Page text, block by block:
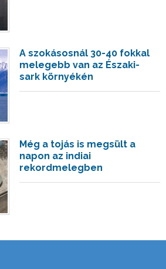
A szokásosnál 30-40 fokkal
melegebb van az Északi-
sark környékén
Még a tojás is megsült a
napon az indiai
rekordmelegben